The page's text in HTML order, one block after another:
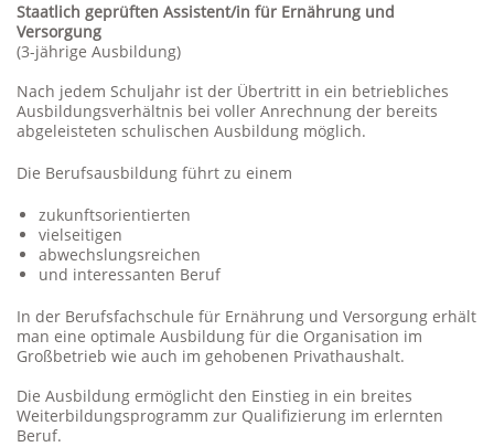
Staatlich geprüften Assistent/in für Ernährung und
Versorgung
(3-jährige Ausbildung)
Nach jedem Schuljahr ist der Übertritt in ein betriebliches
Ausbildungsverhältnis bei voller Anrechnung der bereits
abgeleisteten schulischen Ausbildung möglich.
Die Berufsausbildung führt zu einem
zukunftsorientierten
vielseitigen
abwechslungsreichen
und interessanten Beruf
In der Berufsfachschule für Ernährung und Versorgung erhält
man eine optimale Ausbildung für die Organisation im
Großbetrieb wie auch im gehobenen Privathaushalt.
Die Ausbildung ermöglicht den Einstieg in ein breites
Weiterbildungsprogramm zur Qualifizierung im erlernten
Beruf.